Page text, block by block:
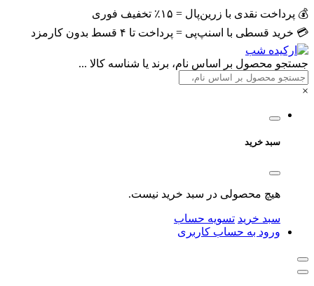
💰 پرداخت نقدی با زرین‌پال = ۱۵٪ تخفیف فوری
💳 خرید قسطی با اسنپ‌پی = پرداخت تا ۴ قسط بدون کارمزد
جستجو محصول بر اساس نام، برند یا شناسه کالا ...
×
سبد خرید
هیچ محصولی در سبد خرید نیست.
سبد خرید تسویه حساب
ورود به حساب کاربری